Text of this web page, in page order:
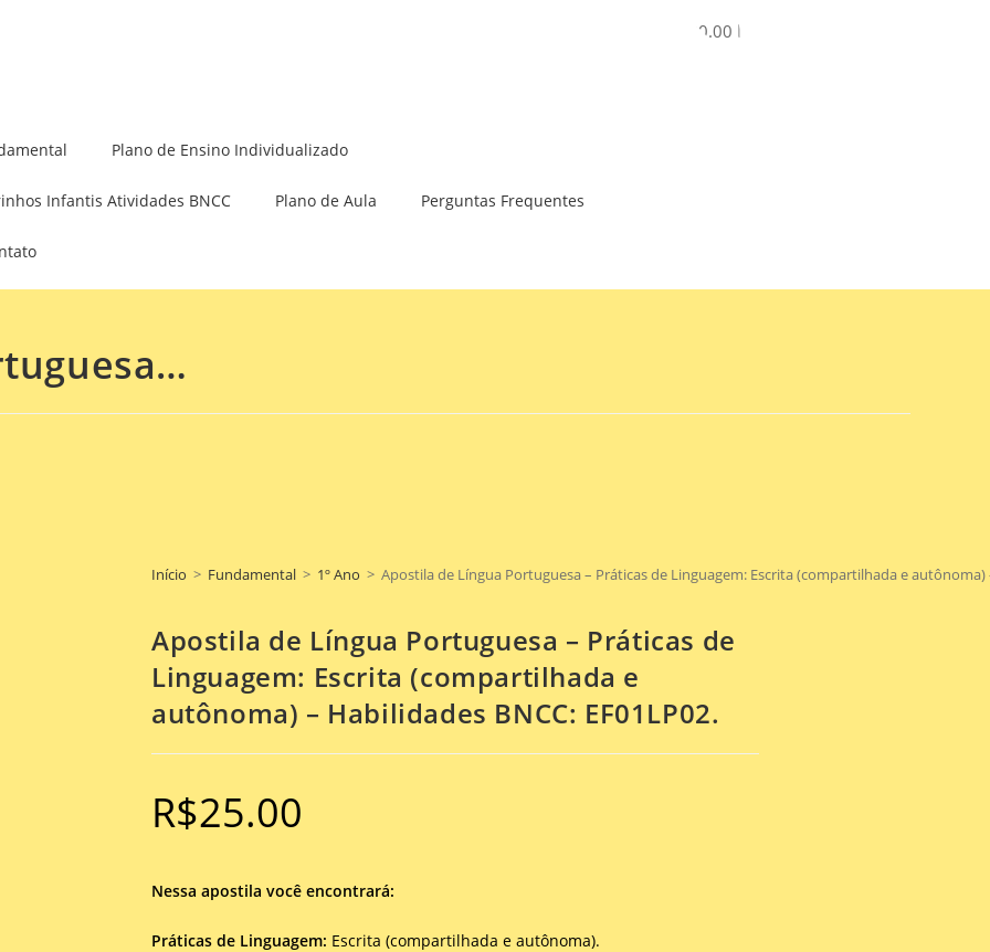
0.00
Plano de Ensino Individualizado
Infantis Atividades BNCC Plano de Aula Perguntas Frequentes
Início > Fundamental > 1º Ano > Apostila de Língua Portuguesa – Práticas de Linguagem: Escrita (compartilhada e autônoma)
Apostila de Língua Portuguesa – Práticas de
Linguagem: Escrita (compartilhada e
autônoma) – Habilidades BNCC: EF01LP02.
R$25.00
Nessa apostila você encontrará:
Práticas de Linguagem: Escrita (compartilhada e autônoma).